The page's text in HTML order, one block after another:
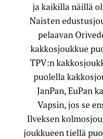
ja kaikilla näillä
Naisten
pelaavan
kakkos­joukkue
TPV:n
puolella
JanPan, EuPan
Vapsin, jos se
Ilveksen
joukkueen tiellä